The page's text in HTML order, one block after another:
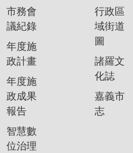
市務會
議紀錄
年度施
政計畫
年度施
政成果
報告
智慧數
位治理
行政區
域街道
圖
諸羅文
化誌
嘉義市
志